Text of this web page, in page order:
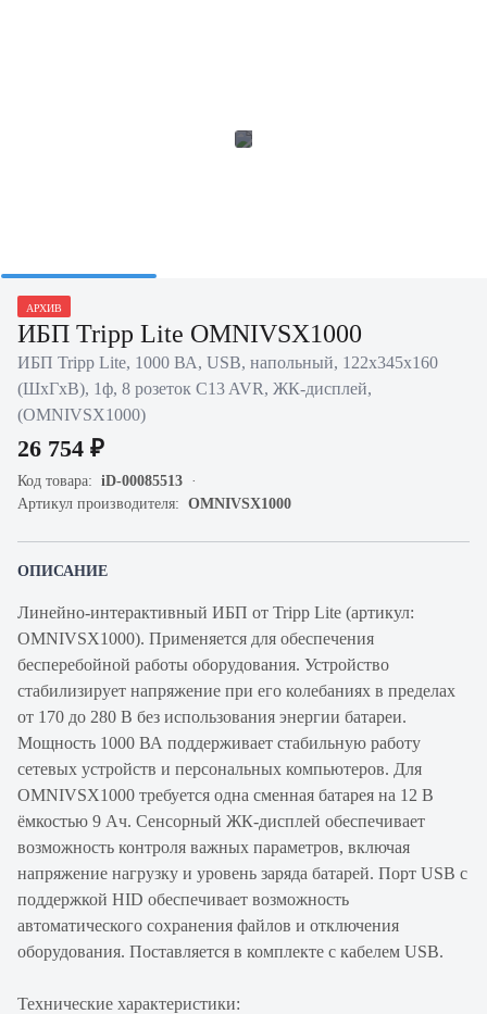
АРХИВ
ИБП Tripp Lite OMNIVSX1000
ИБП Tripp Lite, 1000 ВА, USB, напольный, 122х345х160
(ШхГхВ), 1ф, 8 розеток C13 AVR, ЖК-дисплей,
(OMNIVSX1000)
26 754 ₽
Код товара: iD-00085513
Артикул производителя: OMNIVSX1000
ОПИСАНИЕ
Линейно-интерактивный ИБП от Tripp Lite (артикул:
OMNIVSX1000). Применяется для обеспечения
бесперебойной работы оборудования. Устройство
стабилизирует напряжение при его колебаниях в пределах
от 170 до 280 В без использования энергии батареи.
Мощность 1000 ВА поддерживает стабильную работу
сетевых устройств и персональных компьютеров. Для
OMNIVSX1000 требуется одна сменная батарея на 12 В
ёмкостью 9 Ач. Сенсорный ЖК-дисплей обеспечивает
возможность контроля важных параметров, включая
напряжение нагрузку и уровень заряда батарей. Порт USB с
поддержкой HID обеспечивает возможность
автоматического сохранения файлов и отключения
оборудования. Поставляется в комплекте с кабелем USB.
Технические характеристики: